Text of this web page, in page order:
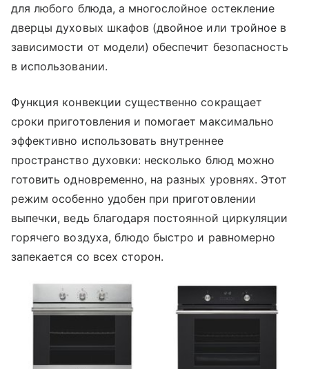
для любого блюда, а многослойное остекление
дверцы духовых шкафов (двойное или тройное в
зависимости от модели) обеспечит безопасность
в использовании.
Функция конвекции существенно сокращает
сроки приготовления и помогает максимально
эффективно использовать внутреннее
пространство духовки: несколько блюд можно
готовить одновременно, на разных уровнях. Этот
режим особенно удобен при приготовлении
выпечки, ведь благодаря постоянной циркуляции
горячего воздуха, блюдо быстро и равномерно
запекается со всех сторон.